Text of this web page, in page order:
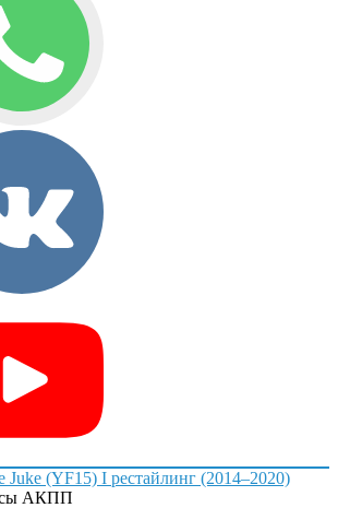
Juke (YF15) I рестайлинг (2014–2020)
АКПП